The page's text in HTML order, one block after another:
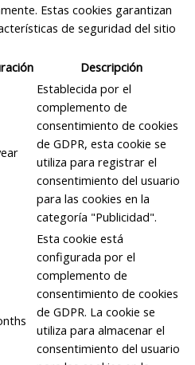
Estas cookies garantizan
de seguridad del sitio
Descripción
Establecida por el
complemento de
consentimiento de cookies
de GDPR, esta cookie se
utiliza para registrar el
consentimiento del usuario
para las cookies en la
categoría "Publicidad".
Esta cookie está
configurada por el
complemento de
consentimiento de cookies
de GDPR. La cookie se
utiliza para almacenar el
consentimiento del usuario